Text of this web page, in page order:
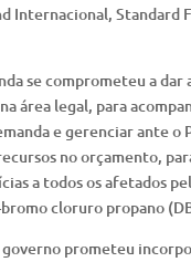
Internacional, Standard
se comprometeu a dar
área legal, para
e gerenciar ante o
no orçamento,
a todos os afetados
cloruro propano
prometeu